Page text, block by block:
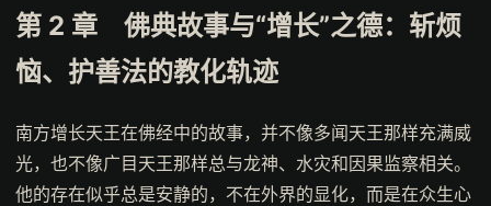
第 2 章 佛典故事与“增长”之德：斩烦
恼、护善法的教化轨迹
南方增长天王在佛经中的故事，并不像多闻天王那样充满威
光，也不像广目天王那样总与龙神、水灾和因果监察相关。
他的存在似乎总是安静的，不在外界的显化，而是在众生心